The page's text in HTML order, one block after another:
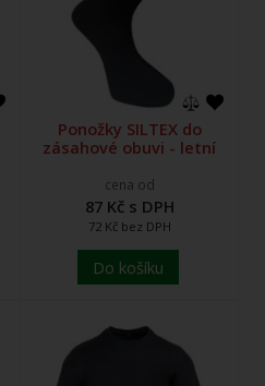
Ponožky SILTEX do
zásahové obuvi - letní
cena od
87 Kč s DPH
72 Kč bez DPH
Do košíku